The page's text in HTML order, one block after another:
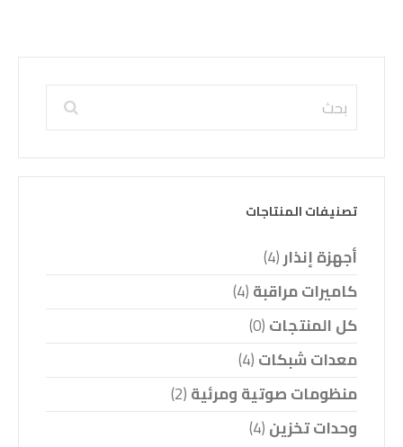
تصنيفات المنتاجات
أجهزة إنذار(4)
كاميرات مراقبة(4)
كل المنتجات(0)
معدات شبكات(4)
منظومات صوتية ومرئية(2)
وحدات تخزين(4)